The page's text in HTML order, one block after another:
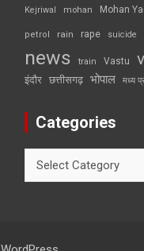
Kejriwal mohan Mohan
petrol rain rape suicide
news
train Vastu
इंदौर छत्तीसगढ़ भोपाल मध्य
Categories